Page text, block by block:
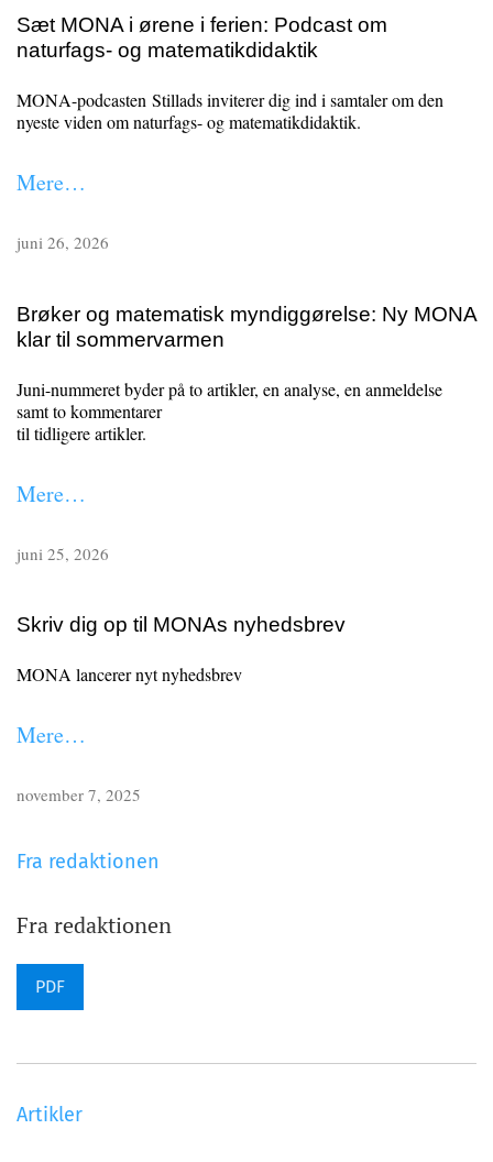
Meddelelser
Sæt MONA i ørene i ferien: Podcast om
naturfags- og matematikdidaktik
MONA-podcasten Stillads inviterer dig ind i samtaler om den
nyeste viden om naturfags- og matematikdidaktik.
Mere…
juni 26, 2026
Brøker og matematisk myndiggørelse: Ny MONA
klar til sommervarmen
Juni-nummeret byder på to artikler, en analyse, en anmeldelse
samt to kommentarer
til tidligere artikler.
Mere…
juni 25, 2026
Skriv dig op til MONAs nyhedsbrev
MONA lancerer nyt nyhedsbrev
Mere…
november 7, 2025
Fra redaktionen
Fra redaktionen
PDF
Artikler